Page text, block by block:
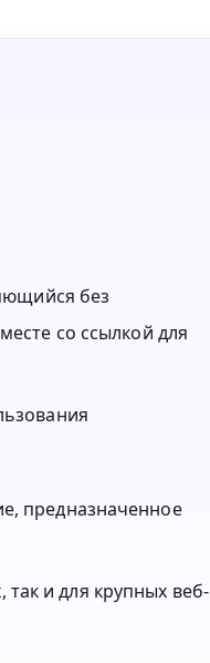
без
со ссылкой для
предназначенное
и для крупных веб-